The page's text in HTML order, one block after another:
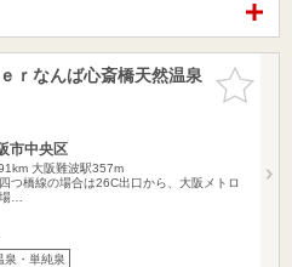
お気に入
りに追加
ｒなんば心斎橋天然温泉
市中央区
大阪難波駅357m
つ橋線の場合は26C出口から、大阪メトロ
…
泉・単純泉